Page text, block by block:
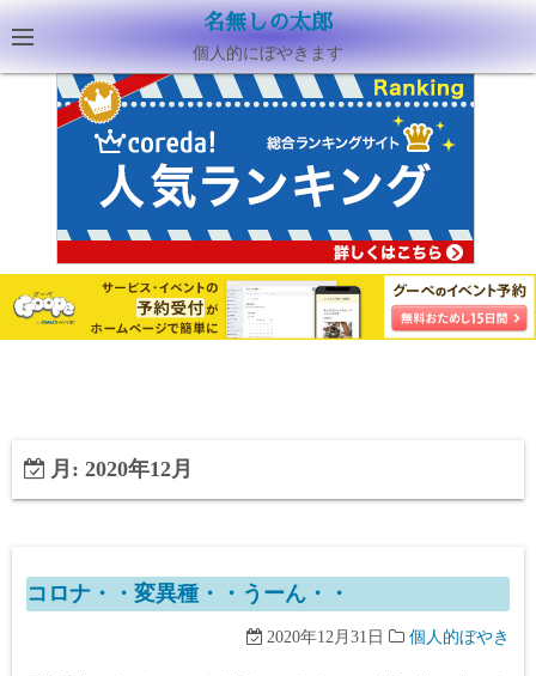
名無しの太郎
個人的にぼやきます
月: 2020年12月
コロナ・・変異種・・うーん・・
2020年12月31日 個人的ぼやき